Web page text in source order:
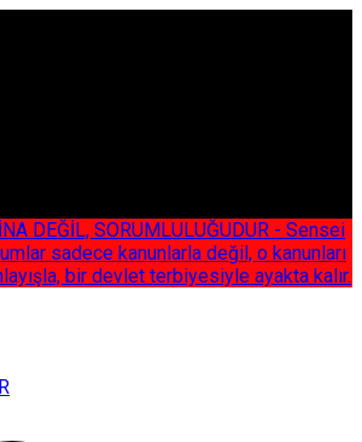
DEĞİL, SORUMLULUĞUDUR - Sensei
sadece kanunlarla değil, o kanunları
bir devlet terbiyesiyle ayakta kalır.